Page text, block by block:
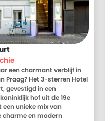
een charmant verblijf in
Praag? Het 3-sterren Hotel
gevestigd in een
hof uit de 19e
een unieke mix van
charme en modern